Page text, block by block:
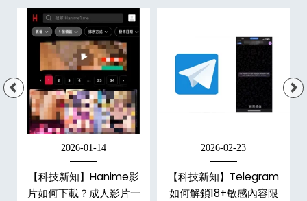
2026-01-14
【科技新知】Hanime影
片如何下載？成人影片一
2026-02-23
【科技新知】Telegram
如何解鎖18+敏感內容限